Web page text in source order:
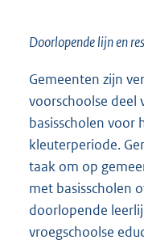
Doorlopende lijn en
Gemeenten zijn
voorschoolse deel
basisscholen voor
kleuterperiode.
taak om op
met basisscholen
doorlopende
vroegschoolse